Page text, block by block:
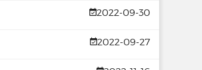
2022-09-30
2022-09-27